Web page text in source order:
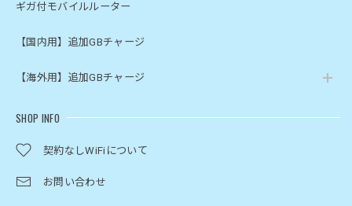
ギガ付モバイルルーター
【国内用】追加GBチャージ
【海外用】追加GBチャージ
SHOP INFO
契約なしWiFiについて
お問い合わせ